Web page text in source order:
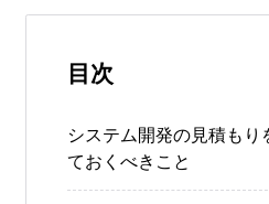
目次
システム開発の見積もり
ておくべきこと